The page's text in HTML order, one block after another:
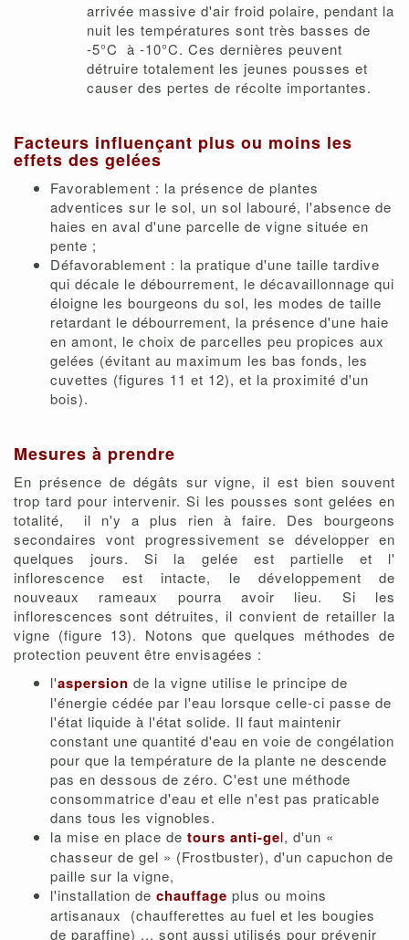
arrivée massive d'air froid polaire, pendant la
nuit les températures sont très basses de
-5°C à -10°C. Ces dernières peuvent
détruire totalement les jeunes pousses et
causer des pertes de récolte importantes.
Facteurs influençant plus ou moins les
effets des gelées
Favorablement : la présence de plantes
adventices sur le sol, un sol labouré, l'absence de
haies en aval d'une parcelle de vigne située en
pente ;
Défavorablement : la pratique d'une taille tardive
qui décale le débourrement, le décavaillonnage qui
éloigne les bourgeons du sol, les modes de taille
retardant le débourrement, la présence d'une haie
en amont, le choix de parcelles peu propices aux
gelées (évitant au maximum les bas fonds, les
cuvettes (figures 11 et 12), et la proximité d'un
bois).
Mesures à prendre
En présence de dégâts sur vigne, il est bien souvent
trop tard pour intervenir. Si les pousses sont gelées en
totalité, il n'y a plus rien à faire. Des bourgeons
secondaires vont progressivement se développer en
quelques jours. Si la gelée est partielle et l'
inflorescence est intacte, le développement de
nouveaux rameaux pourra avoir lieu. Si les
inflorescences sont détruites, il convient de retailler la
vigne (figure 13). Notons que quelques méthodes de
protection peuvent être envisagées :
l'aspersion de la vigne utilise le principe de
l'énergie cédée par l'eau lorsque celle-ci passe de
l'état liquide à l'état solide. Il faut maintenir
constant une quantité d'eau en voie de congélation
pour que la température de la plante ne descende
pas en dessous de zéro. C'est une méthode
consommatrice d'eau et elle n'est pas praticable
dans tous les vignobles.
la mise en place de tours anti-gel, d'un «
chasseur de gel » (Frostbuster), d'un capuchon de
paille sur la vigne,
l'installation de chauffage plus ou moins
artisanaux (chaufferettes au fuel et les bougies
de paraffine) ... sont aussi utilisés pour prévenir